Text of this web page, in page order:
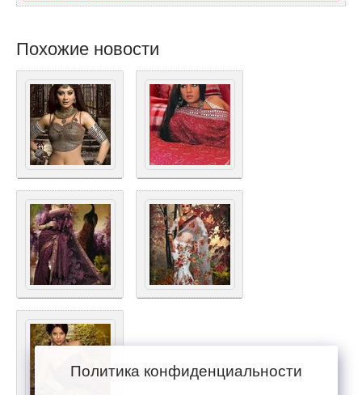
Похожие новости
Политика конфиденциальности